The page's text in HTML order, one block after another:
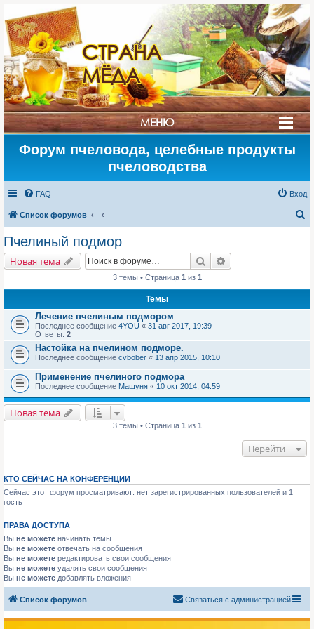
СТРАНА
МЁДА
МЕНЮ
Форум пчеловода, целебные продукты
пчеловодства
FAQ Вход
Список форумов
Пчелиный подмор
Новая тема Поиск
3 темы • Страница 1 из 1
Темы
Лечение пчелиным подмором
Последнее сообщение 4YOU « 31 авг 2017, 19:39
Ответы: 2
Настойка на пчелином подморе.
Последнее сообщение cvbober « 13 апр 2015, 10:10
Применение пчелиного подмора
Последнее сообщение Машуня « 10 окт 2014, 04:59
Новая тема
3 темы • Страница 1 из 1
Перейти
КТО СЕЙЧАС НА КОНФЕРЕНЦИИ
Сейчас этот форум просматривают: нет зарегистрированных пользователей и 1
гость
ПРАВА ДОСТУПА
Вы не можете начинать темы
Вы не можете отвечать на сообщения
Вы не можете редактировать свои сообщения
Вы не можете удалять свои сообщения
Вы не можете добавлять вложения
Список форумов Связаться с администрацией